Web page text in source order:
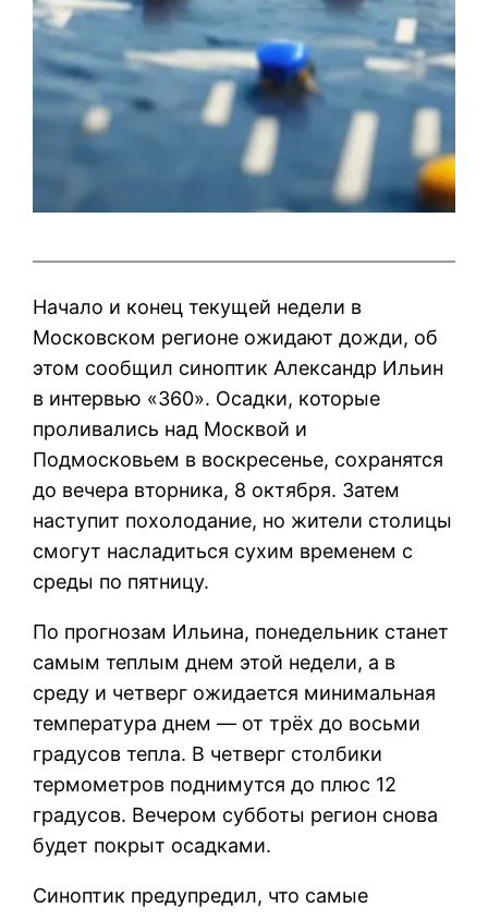
Начало и конец текущей недели в
Московском регионе ожидают дожди, об
этом сообщил синоптик Александр Ильин
в интервью «360». Осадки, которые
проливались над Москвой и
Подмосковьем в воскресенье, сохранятся
до вечера вторника, 8 октября. Затем
наступит похолодание, но жители столицы
смогут насладиться сухим временем с
среды по пятницу.
По прогнозам Ильина, понедельник станет
самым теплым днем этой недели, а в
среду и четверг ожидается минимальная
температура днем — от трёх до восьми
градусов тепла. В четверг столбики
термометров поднимутся до плюс 12
градусов. Вечером субботы регион снова
будет покрыт осадками.
Синоптик предупредил, что самые